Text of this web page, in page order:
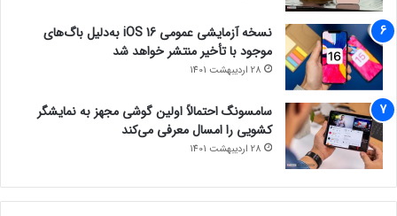
نسخه آزمایشی عمومی iOS 16 به‌دلیل باگ‌های
موجود با تأخیر منتشر خواهد شد
28 اردیبهشت 1401
سامسونگ احتمالاً اولین گوشی مجهز به نمایشگر
کشویی را امسال معرفی می‌کند
28 اردیبهشت 1401